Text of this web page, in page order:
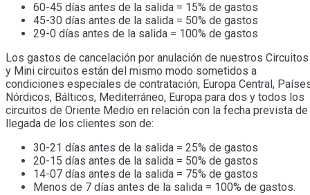
60-45 días antes de la salida = 15% de gastos
45-30 días antes de la salida = 50% de gastos
29-0 días antes de la salida = 100% de gastos
Los gastos de cancelación por anulación de nuestros Circuitos
y Mini circuitos están del mismo modo sometidos a
condiciones especiales de contratación, Europa Central,
Nórdicos, Bálticos, Mediterráneo, Europa para dos y todos los
circuitos de Oriente Medio en relación con la fecha prevista de
llegada de los clientes son de:
30-21 días antes de la salida = 25% de gastos
20-15 días antes de la salida = 50% de gastos
14-07 días antes de la salida = 75% de gastos
Menos de 7 días antes de la salida = 100% de gastos.